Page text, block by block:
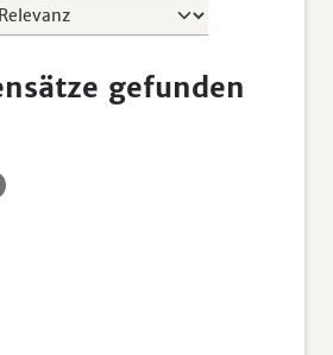
gefunden